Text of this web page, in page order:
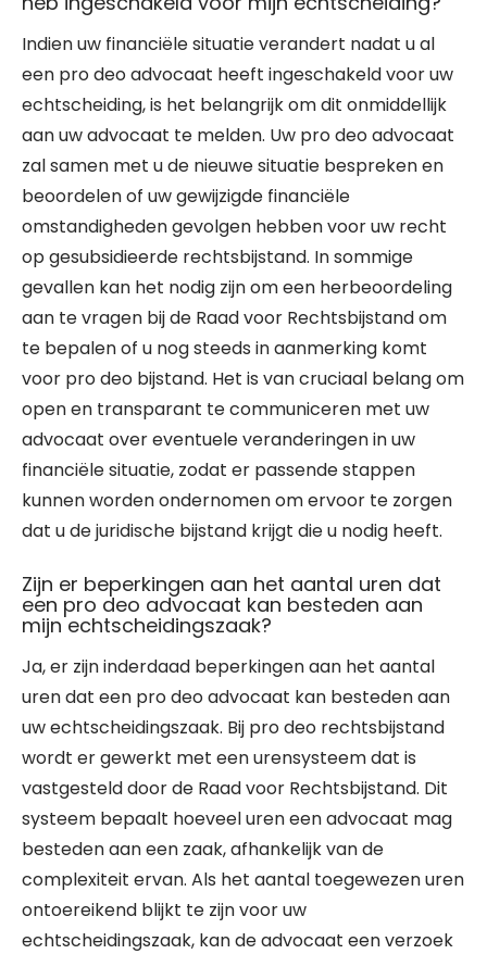
Indien uw financiële situatie verandert nadat u al
een pro deo advocaat heeft ingeschakeld voor uw
echtscheiding, is het belangrijk om dit onmiddellijk
aan uw advocaat te melden. Uw pro deo advocaat
zal samen met u de nieuwe situatie bespreken en
beoordelen of uw gewijzigde financiële
omstandigheden gevolgen hebben voor uw recht
op gesubsidieerde rechtsbijstand. In sommige
gevallen kan het nodig zijn om een herbeoordeling
aan te vragen bij de Raad voor Rechtsbijstand om
te bepalen of u nog steeds in aanmerking komt
voor pro deo bijstand. Het is van cruciaal belang om
open en transparant te communiceren met uw
advocaat over eventuele veranderingen in uw
financiële situatie, zodat er passende stappen
kunnen worden ondernomen om ervoor te zorgen
dat u de juridische bijstand krijgt die u nodig heeft.
Zijn er beperkingen aan het aantal uren dat
een pro deo advocaat kan besteden aan
mijn echtscheidingszaak?
Ja, er zijn inderdaad beperkingen aan het aantal
uren dat een pro deo advocaat kan besteden aan
uw echtscheidingszaak. Bij pro deo rechtsbijstand
wordt er gewerkt met een urensysteem dat is
vastgesteld door de Raad voor Rechtsbijstand. Dit
systeem bepaalt hoeveel uren een advocaat mag
besteden aan een zaak, afhankelijk van de
complexiteit ervan. Als het aantal toegewezen uren
ontoereikend blijkt te zijn voor uw
echtscheidingszaak, kan de advocaat een verzoek